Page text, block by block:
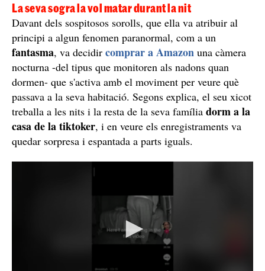
La seva sogra la vol matar durant la nit
Davant dels sospitosos sorolls, que ella va atribuir al
principi a algun fenomen paranormal, com a un
fantasma, va decidir comprar a Amazon una càmera
nocturna -del tipus que monitoren als nadons quan
dormen- que s'activa amb el moviment per veure què
passava a la seva habitació. Segons explica, el seu xicot
treballa a les nits i la resta de la seva família dorm a la
casa de la tiktoker, i en veure els enregistraments va
quedar sorpresa i espantada a parts iguals.